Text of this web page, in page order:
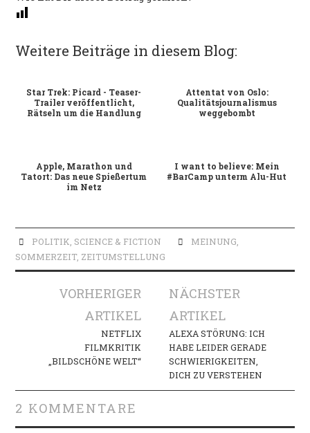
Weitere Beiträge in diesem Blog:
Star Trek: Picard - Teaser-
Trailer veröffentlicht,
Rätseln um die Handlung
Attentat von Oslo:
Qualitätsjournalismus
weggebombt
Apple, Marathon und
Tatort: Das neue Spießertum
im Netz
I want to believe: Mein
#BarCamp unterm Alu-Hut
POLITIK, SCIENCE & FICTION MEINUNG,
SOMMERZEIT, ZEITUMSTELLUNG
Artikel-
Navigation
VORHERIGER
ARTIKEL
NETFLIX
FILMKRITIK
„BILDSCHÖNE WELT“
NÄCHSTER
ARTIKEL
ALEXA STÖRUNG: ICH
HABE LEIDER GERADE
SCHWIERIGKEITEN,
DICH ZU VERSTEHEN
2 KOMMENTARE